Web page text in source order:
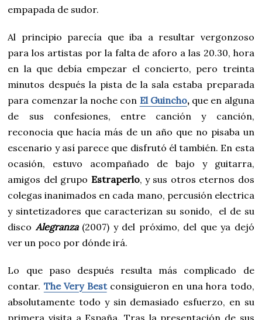
empapada de sudor.
Al principio parecía que iba a resultar vergonzoso
para los artistas por la falta de aforo a las 20.30, hora
en la que debía empezar el concierto, pero treinta
minutos después la pista de la sala estaba preparada
para comenzar la noche con El Guincho,que en alguna
de sus confesiones, entre canción y canción,
reconocia que hacía más de un año que no pisaba un
escenario y así parece que disfrutó él también. En esta
ocasión, estuvo acompañado de bajo y guitarra,
amigos del grupo Estraperlo, y sus otros eternos dos
colegas inanimados en cada mano, percusión electrica
y sintetizadores que caracterizan su sonido, el de su
disco Alegranza(2007) y del próximo, del que ya dejó
ver un poco por dónde irá.
Lo que paso después resulta más complicado de
contar. The Very Best consiguieron en una hora todo,
absolutamente todo y sin demasiado esfuerzo, en su
primera visita a España. Tras la presentación de sus